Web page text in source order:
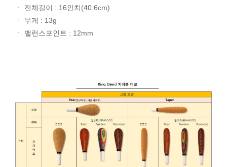
ㆍ 전체길이 : 16인치(40.6cm)
ㆍ 무게 : 13g
ㆍ 밸런스포인트 : 12mm